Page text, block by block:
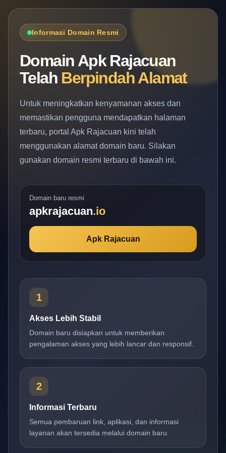
Informasi Domain Resmi
Domain Apk Rajacuan
Telah Berpindah Alamat
Untuk meningkatkan kenyamanan akses dan
memastikan pengguna mendapatkan halaman
terbaru, portal Apk Rajacuan kini telah
menggunakan alamat domain baru. Silakan
gunakan domain resmi terbaru di bawah ini.
Domain baru resmi
apkrajacuan.io
Apk Rajacuan
1
Akses Lebih Stabil
Domain baru disiapkan untuk memberikan
pengalaman akses yang lebih lancar dan responsif.
2
Informasi Terbaru
Semua pembaruan link, aplikasi, dan informasi
layanan akan tersedia melalui domain baru.